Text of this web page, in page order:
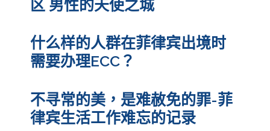
区 男性的天使之城
什么样的人群在菲律宾出境时
需要办理ECC？
不寻常的美，是难赦免的罪-菲
律宾生活工作难忘的记录